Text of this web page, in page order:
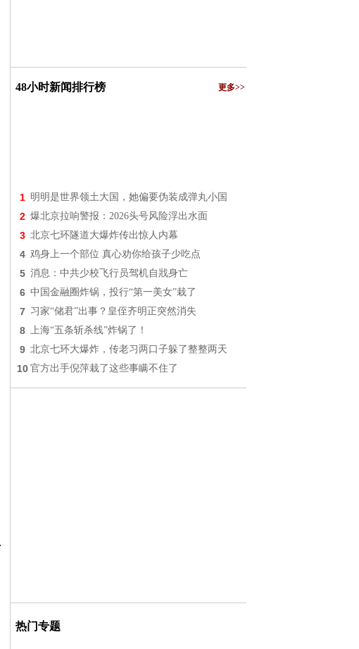
48小时新闻排行榜 更多>>
1 明明是世界领土大国，她偏要伪装成弹丸小国
2 爆北京拉响警报：2026头号风险浮出水面
3 北京七环隧道大爆炸传出惊人内幕
4 鸡身上一个部位 真心劝你给孩子少吃点
5 消息：中共少校飞行员驾机自戕身亡
6 中国金融圈炸锅，投行“第一美女”栽了
7 习家“储君”出事？皇侄齐明正突然消失
8 上海“五条斩杀线”炸锅了！
9 北京七环大爆炸，传老习两口子躲了整整两天
10 官方出手倪萍栽了这些事瞒不住了
热门专题